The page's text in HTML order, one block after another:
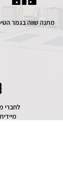
מתנה שווה בגמר